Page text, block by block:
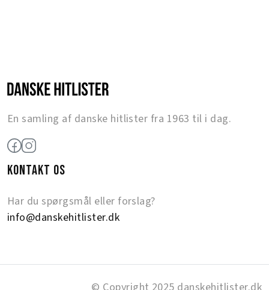
En samling af danske hitlister fra 1963 til i dag.
KONTAKT OS
Har du spørgsmål eller forslag?
info@danskehitlister.dk